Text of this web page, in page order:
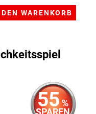
55 %
SPAREN